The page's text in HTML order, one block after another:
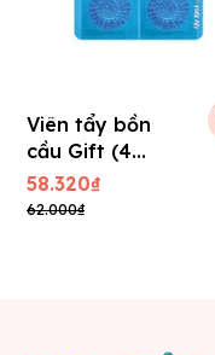
Viên tẩy bồn
cầu Gift (4
Viên/ Vĩ)
58.320₫
62.000₫